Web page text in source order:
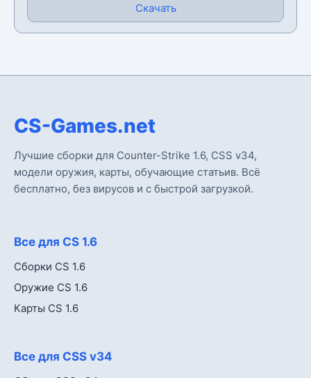
Скачать
CS-Games.net
Лучшие сборки для Counter-Strike 1.6, CSS v34,
модели оружия, карты, обучающие статьив. Всё
бесплатно, без вирусов и с быстрой загрузкой.
Все для CS 1.6
Сборки CS 1.6
Оружие CS 1.6
Карты CS 1.6
Все для CSS v34